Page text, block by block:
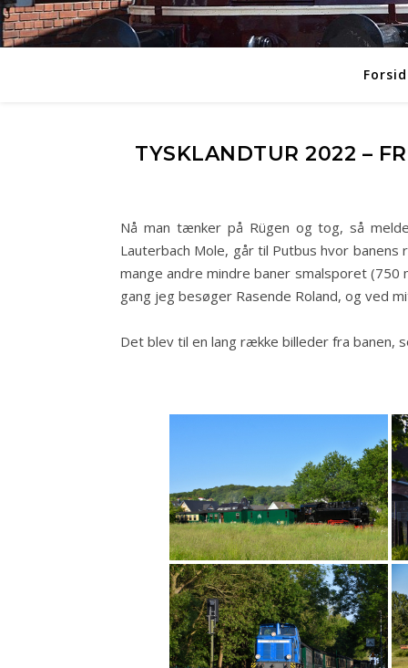
TYSKLANDTUR 2022 –
Nå man tænker på Rügen og tog, så
Lauterbach Mole, går til Putbus hvor
mange andre mindre baner smalsporet
gang jeg besøger Rasende Roland, og ved
Det blev til en lang række billeder fra banen,